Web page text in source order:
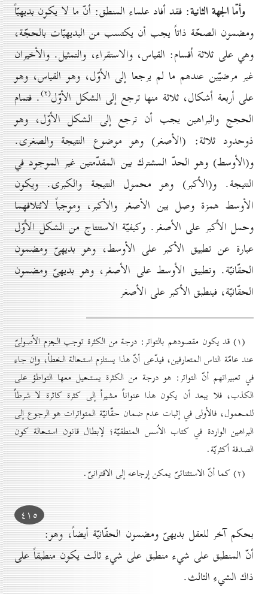
وأمّا الجهة الثانية: فقد أفاد علماء المنطق: أنّ ما لا يكون بديهيّاً
ومضمون الصحّة ذاتاً يجب أن يكتسب من البديهيّات بالحجّة،
وهي على ثلاثة أقسام: القياس، والاستقراء، والتمثيل. والأخيران
غير مرضيّين عندهم ما لم يرجعا إلى الأوّل، وهو القياس، وهو
على أربعة أشكال، ثلاثة منها ترجع إلى الشكل الأوّل(۲) . فتمام
الحجج والبراهين يجب أن ترجع إلى الشكل الأوّل، وهو
ذوحدود ثلاثة: (الأصغر) وهو موضوع النتيجة والصغرى.
و(الأوسط) وهو الحدّ المشترك بين المقدّمتين غير الموجود في
النتيجة. و(الأكبر) وهو محمول النتيجة والكبرى. ويكون
الأوسط همزة وصل بين الأصغر والأكبر، وموجباً لائتلافهما
وحمل الأكبر على الأصغر. وكيفيّة الاستنتاج من الشكل الأوّل
عبارة عن تطبيق الأكبر على الأوسط، وهو بديهىّ ومضمون
الحقّانيّة. وتطبيق الأوسط على الأصغر، وهو بديهىّ ومضمون
الحقّانيّة، فينطبق الأكبر على الأصغر
(۱) قد يكون مقصودهم بالتواتر: درجة من الكثرة توجب الجزم الاُصولىّ
عند عامّة الناس المتعارفين، فيدّعى أنّ هذا يستلزم استحالة الخطأ، وإن جاء
في تعبيراتهم أنّ التواتر: هو درجة من الكثرة يستحيل معها التواطؤ على
الكذب، فلا يبعد أن يكون هذا عنواناً مشيراً إلى كثرة كاثرة لا شرطاً
للمحمول، فالأولى في إثبات عدم ضمان حقّانيّة المتواترات هو الرجوع إلى
البراهين الواردة في كتاب الاُسس المنطقيّة؛ لإبطال قانون استحالة كون
الصدفة أكثريّة.
(۲) كما أنّ الاستثنائىّ يمكن إرجاعه إلى الاقترانىّ.
٤۱٥
بحكم آخر للعقل بديهىّ ومضمون الحقّانيّة أيضاً، وهو:
أنّ المنطبق على شيء منطبق على شيء ثالث يكون منطبقاً على
ذاك الشيء الثالث.